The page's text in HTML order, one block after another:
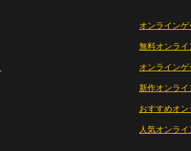
オンラインゲ
無料オンライ
オンライン
新作オンライ
おすすめオ
人気オンラ